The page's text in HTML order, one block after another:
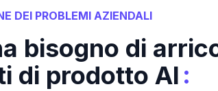
DEI PROBLEMI AZIENDALI
bisogno di
di prodotto AI :